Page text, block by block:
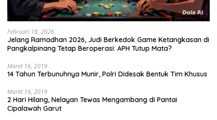
Februari 18, 2026
Jelang Ramadhan 2026, Judi Berkedok Game Ketangkasan di
Pangkalpinang Tetap Beroperasi: APH Tutup Mata?
Maret 16, 2019
14 Tahun Terbunuhnya Munir, Polri Didesak Bentuk Tim Khusus
Maret 16, 2019
2 Hari Hilang, Nelayan Tewas Mengambang di Pantai
Cipalawah Garut